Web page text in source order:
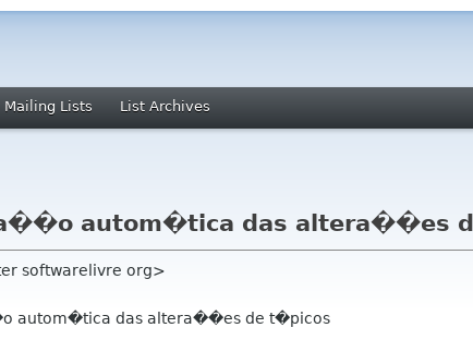
Mailing Lists List Archives
autom�tica das altera��es
softwarelivre org>
autom�tica das altera��es de t�picos